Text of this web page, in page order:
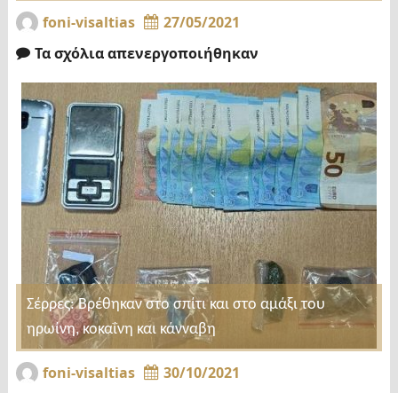
foni-visaltias
27/05/2021
Τα σχόλια απενεργοποιήθηκαν
Σέρρες: Βρέθηκαν στο σπίτι και στο αμάξι του
ηρωίνη, κοκαΐνη και κάνναβη
foni-visaltias
30/10/2021